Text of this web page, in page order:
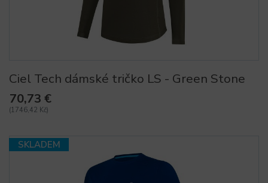
Ciel Tech dámské tričko LS - Green Stone
70,73 €
(1746,42 Kč)
SKLADEM